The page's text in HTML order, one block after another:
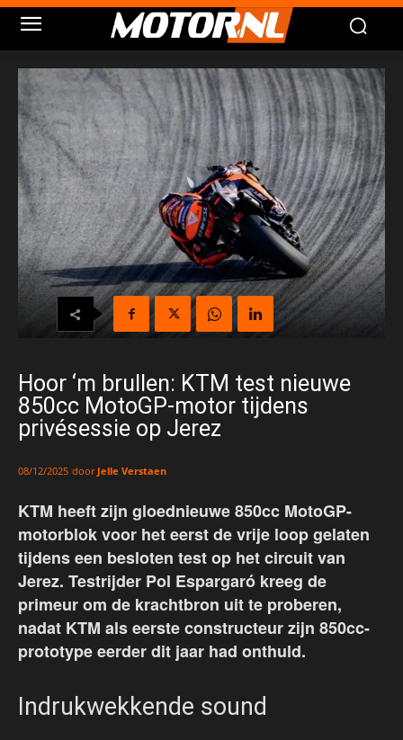
Hoor ‘m brullen: KTM test nieuwe
850cc MotoGP-motor tijdens
privésessie op Jerez
08/12/2025 door Jelle Verstaen
KTM heeft zijn gloednieuwe 850cc MotoGP-
motorblok voor het eerst de vrije loop gelaten
tijdens een besloten test op het circuit van
Jerez. Testrijder Pol Espargaró kreeg de
primeur om de krachtbron uit te proberen,
nadat KTM als eerste constructeur zijn 850cc-
prototype eerder dit jaar had onthuld.
Indrukwekkende sound